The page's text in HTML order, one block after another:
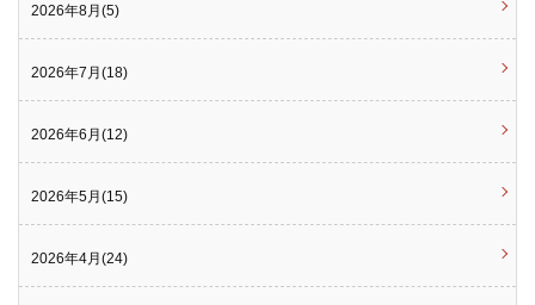
2026年8月(5)
2026年7月(18)
2026年6月(12)
2026年5月(15)
2026年4月(24)